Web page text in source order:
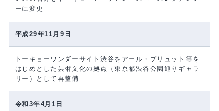
ーに変更
平成29年11月9日
トーキョーワンダーサイト渋谷をアール・ブリュット等を
はじめとした芸術文化の拠点（東京都渋谷公園通りギャラ
リー）として再整備
令和3年4月1日